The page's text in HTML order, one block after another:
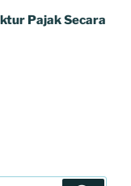
Pajak Secara